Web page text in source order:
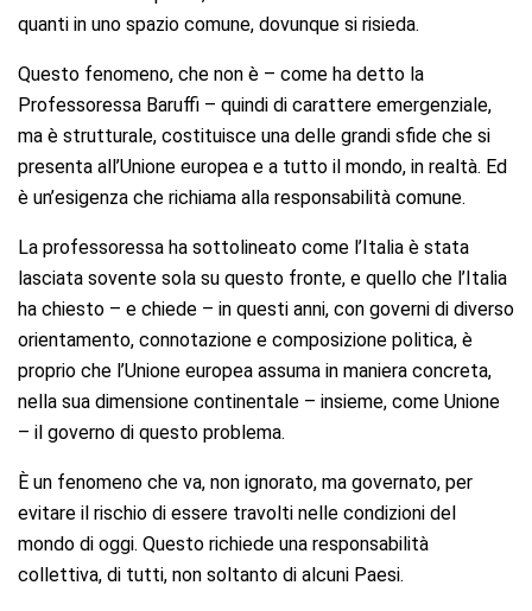
quanti in uno spazio comune, dovunque si risieda.
Questo fenomeno, che non è – come ha detto la
Professoressa Baruffi – quindi di carattere emergenziale,
ma è strutturale, costituisce una delle grandi sfide che si
presenta all’Unione europea e a tutto il mondo, in realtà. Ed
è un’esigenza che richiama alla responsabilità comune.
La professoressa ha sottolineato come l’Italia è stata
lasciata sovente sola su questo fronte, e quello che l’Italia
ha chiesto – e chiede – in questi anni, con governi di diverso
orientamento, connotazione e composizione politica, è
proprio che l’Unione europea assuma in maniera concreta,
nella sua dimensione continentale – insieme, come Unione
– il governo di questo problema.
È un fenomeno che va, non ignorato, ma governato, per
evitare il rischio di essere travolti nelle condizioni del
mondo di oggi. Questo richiede una responsabilità
collettiva, di tutti, non soltanto di alcuni Paesi.